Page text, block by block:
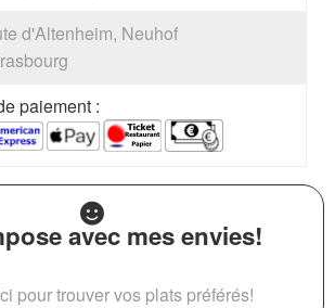
d'Altenheim, Neuhof
paiement :
avec mes envies!
pour trouver vos plats préférés!